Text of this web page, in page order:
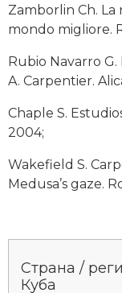
Zamborlin Ch. La
mon­do migliore.
Rubio Navarro G.
A. Carpentier.
Chaple S.
2004;
Wakefield S.
Medusa’s gaze.
Страна /
Куба